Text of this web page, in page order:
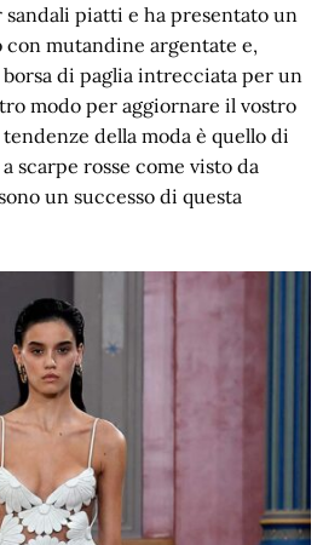
piatti e ha presentato un
mutandine argentate e,
di paglia intrecciata per un
modo per aggiornare il vostro
della moda è quello di
scarpe rosse come visto da
un successo di questa